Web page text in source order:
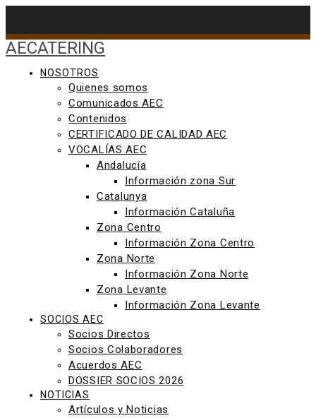
contenido
AECATERING
NOSOTROS
Quienes somos
Comunicados AEC
Contenidos
CERTIFICADO DE CALIDAD AEC
VOCALÍAS AEC
Andalucía
Información zona Sur
Catalunya
Información Cataluña
Zona Centro
Información Zona Centro
Zona Norte
Información Zona Norte
Zona Levante
Información Zona Levante
SOCIOS AEC
Socios Directos
Socios Colaboradores
Acuerdos AEC
DOSSIER SOCIOS 2026
NOTICIAS
Artículos y Noticias